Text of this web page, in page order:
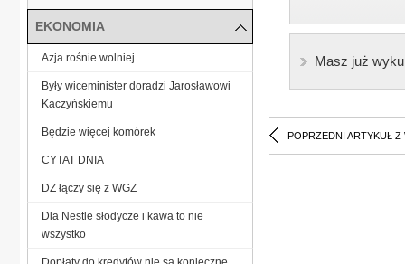
Masz już
POPRZEDNI ARTYKUŁ Z
EKONOMIA
Azja rośnie wolniej
Były wiceminister doradzi Jarosławowi
Kaczyńskiemu
Będzie więcej komórek
CYTAT DNIA
DZ łączy się z WGZ
Dla Nestle słodycze i kawa to nie
wszystko